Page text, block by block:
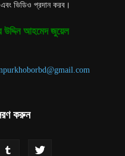
এবং ভিডিও প্রদান করব।
উদ্দিন আহমেদ জুয়েল
করুন